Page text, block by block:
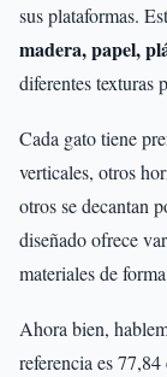
sus plataformas.
madera, papel,
diferentes texturas
Cada gato tiene
verticales, otros
otros se decantan
diseñado ofrece
materiales de
Ahora bien,
referencia es